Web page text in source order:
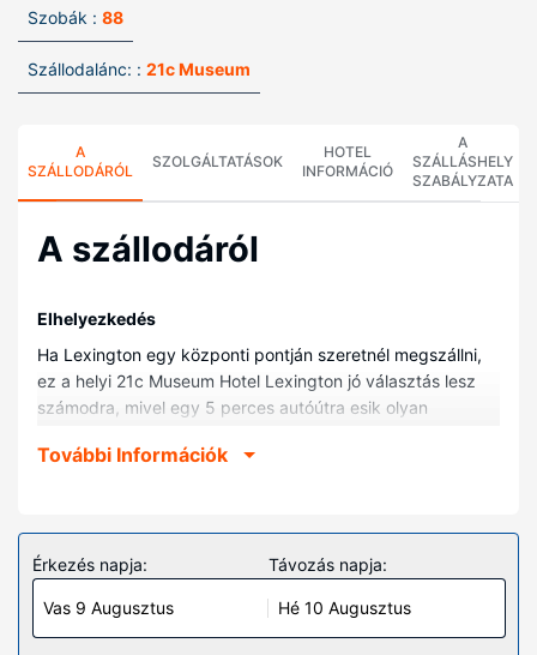
Szobák : 88
Szállodalánc: : 21c Museum
A
SZÁLLODÁRÓL
SZOLGÁLTATÁSOK
HOTEL
INFORMÁCIÓ
A
SZÁLLÁSHELY
SZABÁLYZATA
A szállodáról
Elhelyezkedés
Ha Lexington egy központi pontján szeretnél megszállni,
ez a helyi 21c Museum Hotel Lexington jó választás lesz
számodra, mivel egy 5 perces autóútra esik olyan
Kongresszusi Központ. Ez a helyi hotel kb. 13,4 km-re
Helyezze magát kényelembe a(z) 88 légkondicionált
szoba egyikében, melyekben iPod dokkoló állomás és
síkképernyős televízió is található. Kapcsolatban maradhat
További Információk
Érkezés napja:
Vas 9 Augusztus
Távozás napja:
Hé 10 Augusztus